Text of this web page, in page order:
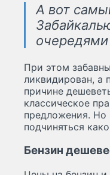
А вот
очередями
При этом
ликвидирован, а
причине
классическое
предложения. Но
подчиняться
Бензин